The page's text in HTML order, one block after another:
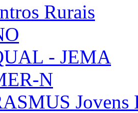
Rurais
- JEMA
N
Jovens